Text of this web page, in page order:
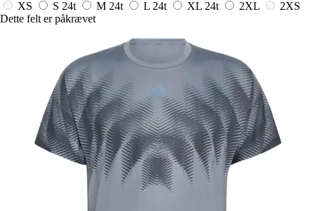
XS S 24t M 24t L 24t XL 24t 2XL
2XS
Dette felt er påkrævet